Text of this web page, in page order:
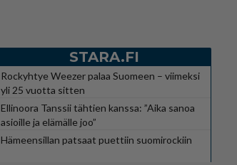
STARA.FI
Rockyhtye Weezer palaa Suomeen – viimeksi
yli 25 vuotta sitten
Ellinoora Tanssii tähtien kanssa: ”Aika sanoa
asioille ja elämälle joo”
Hämeensillan patsaat puettiin suomirockiin